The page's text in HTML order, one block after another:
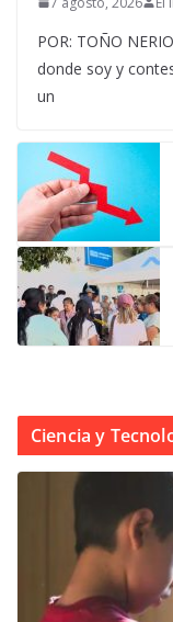
POR: TOÑO
donde soy y
un
Ciencia y